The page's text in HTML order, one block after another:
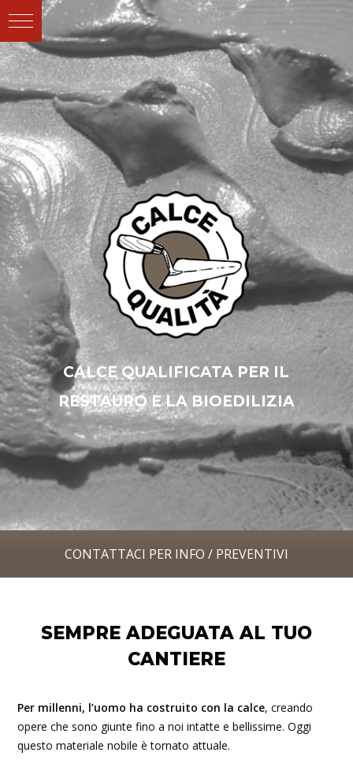
CONTATTACI PER INFO / PREVENTIVI
SEMPRE ADEGUATA AL TUO
CANTIERE
Per millenni, l’uomo ha costruito con la calce, creando
opere che sono giunte fino a noi intatte e bellissime. Oggi
questo materiale nobile è tornato attuale.